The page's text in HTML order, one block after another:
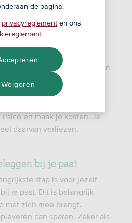
vermogen sneller op te
met sparen. Door voor
geld opzij te zetten en dit
opgebouwde vermogen
in vergelijking met sparen
de lange termijn te gaan
en maak je kosten. Je
daarvan verliezen.
bij je past
stap is voor jezelf
je past. Dit is belangrijk
met zich mee brengt.
dan sparen. Zeker als
de pagina.
privacyreglement en ons
.
Weigeren